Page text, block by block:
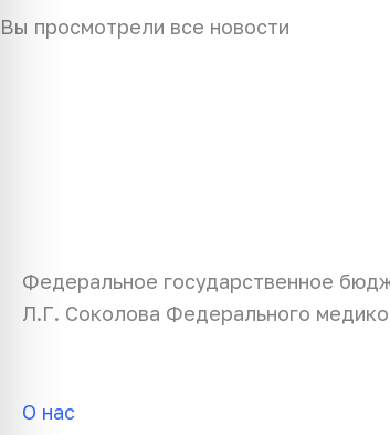
Вы просмотрели все новости
Федеральное государственное
Л.Г. Соколова Федерального
О нас